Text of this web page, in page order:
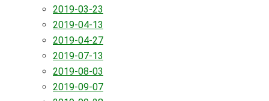
2019-03-23
2019-04-13
2019-04-27
2019-07-13
2019-08-03
2019-09-07